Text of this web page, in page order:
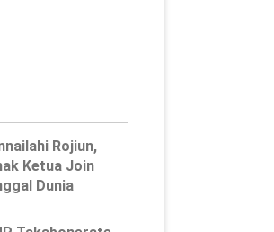
Rojiun,
Ketua Join
Dunia